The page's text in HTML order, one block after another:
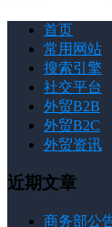
首页
常用网站
搜索引擎
社交平台
外贸B2B
外贸B2C
外贸资讯
近期文章
商务部公